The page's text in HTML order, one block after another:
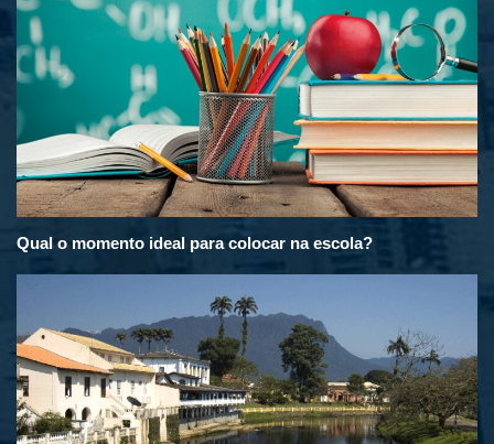
Qual o momento ideal para colocar na escola?